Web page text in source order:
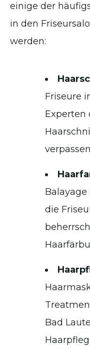
einige der
in den
werden:
Friseure
Experten
die
Bad